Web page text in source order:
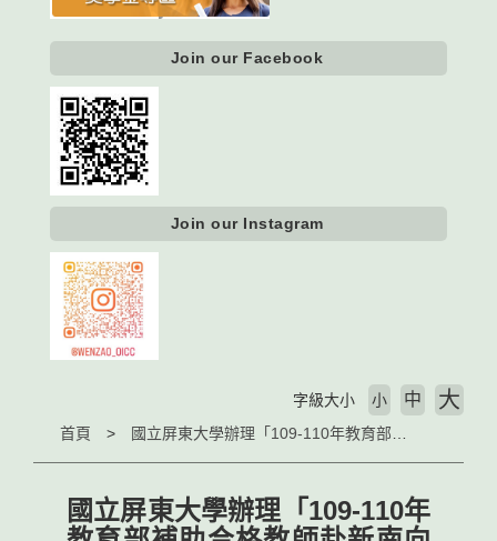
Join our Facebook
Join our Instagram
首頁
字級大小 小 中 大
國立屏東大學辦理「109-110年